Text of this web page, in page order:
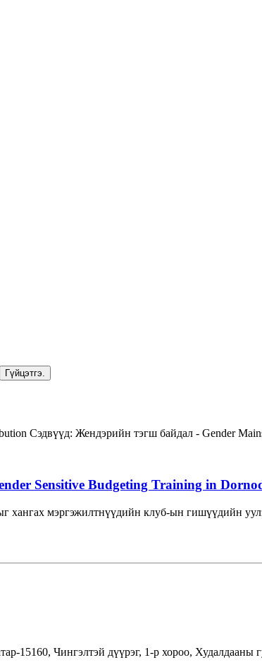
Гүйцэтгэ.
Сэдвүүд: Жендэрийн тэгш байдал - Gender
Sensitive Budgeting Training in
хангах мэргэжилтнүүдийн клуб-ын гишүүдийн
15160, Чингэлтэй дүүрэг, 1-р хороо,